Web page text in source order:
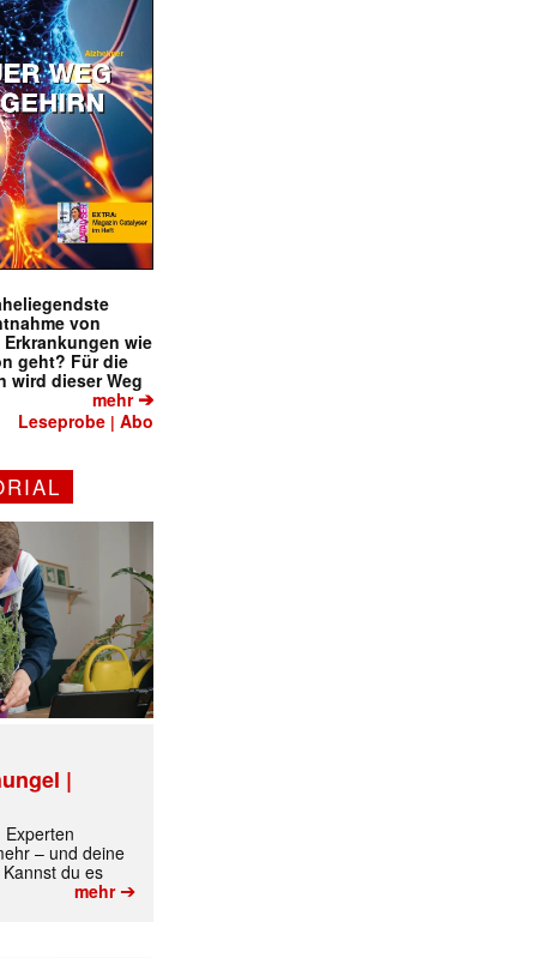
von
wie
geht? Für die
wird dieser Weg
mehr➔
Leseprobe |Abo
|
Experten
– und deine
du es
mehr➔